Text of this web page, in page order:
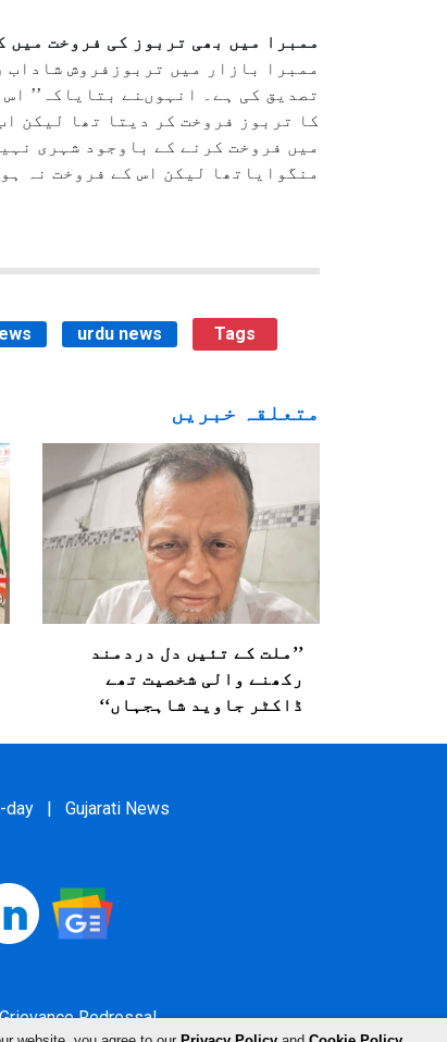
ممبرا میں بھی تربوز کی فروخت میں
ممبرا بازار میں تربوزفروش
منگوایاتھا لیکن اس کے فروخت نہ
urdu news Tags
متعلقہ خبریں
’’ملت کے تئیں دل دردمند
رکھنے والی شخصیت تھے
ڈاکٹر جاوید شاہجہاں‘‘
day | Gujarati News
Redressal